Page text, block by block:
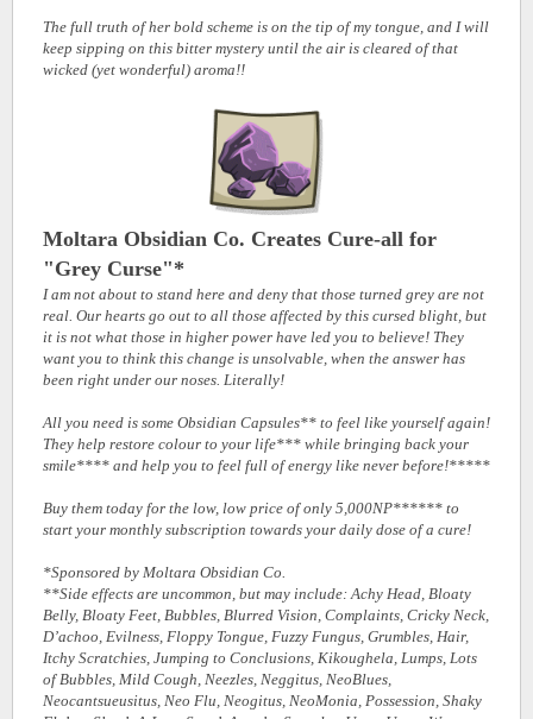
The full truth of her bold scheme is on the tip of my tongue, and I will
keep sipping on this bitter mystery until the air is cleared of that
wicked (yet wonderful) aroma!!
Moltara Obsidian Co. Creates Cure-all for
"Grey Curse"*
I am not about to stand here and deny that those turned grey are not
real. Our hearts go out to all those affected by this cursed blight, but
it is not what those in higher power have led you to believe! They
want you to think this change is unsolvable, when the answer has
been right under our noses. Literally!
All you need is some Obsidian Capsules** to feel like yourself again!
They help restore colour to your life*** while bringing back your
smile**** and help you to feel full of energy like never before!*****
Buy them today for the low, low price of only 5,000NP****** to
start your monthly subscription towards your daily dose of a cure!
*Sponsored by Moltara Obsidian Co.
**Side effects are uncommon, but may include: Achy Head, Bloaty
Belly, Bloaty Feet, Bubbles, Blurred Vision, Complaints, Cricky Neck,
D’achoo, Evilness, Floppy Tongue, Fuzzy Fungus, Grumbles, Hair,
Itchy Scratchies, Jumping to Conclusions, Kikoughela, Lumps, Lots
of Bubbles, Mild Cough, Neezles, Neggitus, NeoBlues,
Neocantsueusitus, Neo Flu, Neogitus, NeoMonia, Possession, Shaky